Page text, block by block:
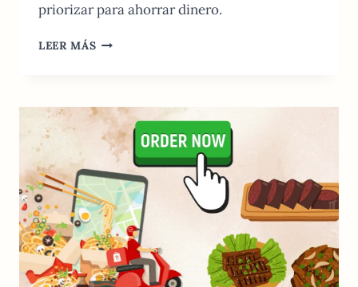
priorizar para ahorrar dinero.
LEER MÁS MEJORES
EN
CANADÁ:
PRECIOS
VELOCIDAD
2026